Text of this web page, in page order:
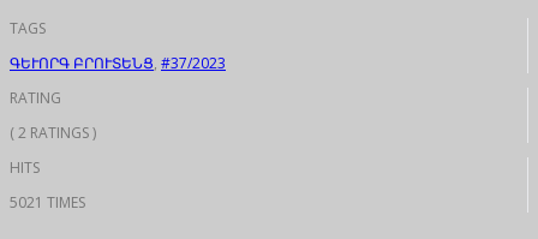
TAGS
ԳԵՒՈՐԳ ԲՐՈՒՏԵՆՑ, #37/2023
RATING
( 2 RATINGS )
HITS
5021 TIMES